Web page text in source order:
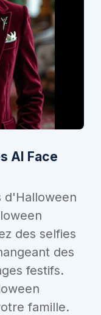
AI Face
d'Halloween
des selfies
des
festifs.
famille.